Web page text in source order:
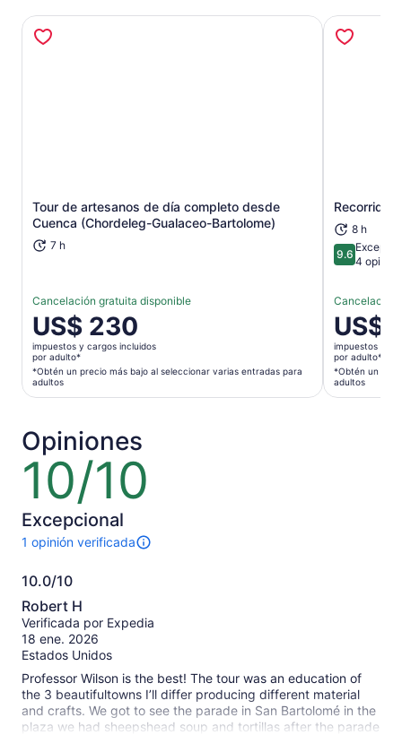
Tour de artesanos de día completo desde
Cuenca (Chordeleg-Gualaceo-Bartolome)
7 h
Cancelación gratuita disponible
El
precio
es
de
US$ 230.
adulto*
*Obtén
un
precio
más
bajo
al
seleccionar
varias
entradas
para
adultos
US$ 230
impuestos y cargos incluidos
por adulto*
*Obtén un precio más bajo al seleccionar varias entradas para
adultos
Se abrirá en una nueva pestaña
Recorrido
8 h
9.69.6 de 10
4
Cancelación
El
precio
es
de
US$ 85.
US$
impuestos y
por adulto*
*Obtén un
adultos
Opiniones
10/10
10
10
Excepcional
1 opinión verificada
1
sobre
esta
actividad.
Más
información
sobre
las
opiniones
verificadas
10.0/10
10.0
de
10
Robert H
Verificada por Expedia
18 ene. 2026
Estados Unidos
Professor Wilson is the best! The tour was an education of
the 3 beautifultowns I’ll differ producing different material
and crafts. We got to see the parade in San Bartolomé in the
plaza we had sheepshead soup and tortillas after the parade